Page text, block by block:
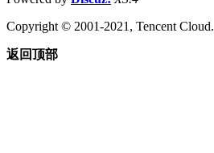
Copyright © 2001-2021, Tencent Cloud.
返回顶部